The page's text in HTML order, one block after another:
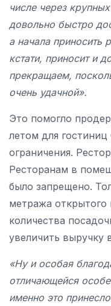
числе через
довольно быстро
а начала приносить
кстати, приносит и
прекращаем,
очень удачной».
Это помогло
летом для
ограничения.
Ресторанам в
было запрещено.
метража открытого
количества
увеличить выручку
«Ну и особая
отличающейся
именно это